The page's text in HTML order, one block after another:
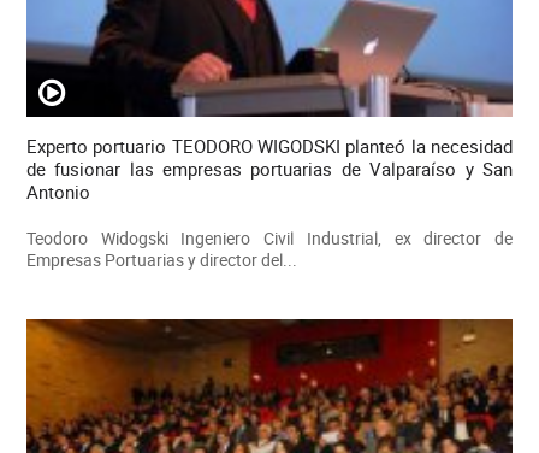
Experto portuario TEODORO WIGODSKI planteó la necesidad
de fusionar las empresas portuarias de Valparaíso y San
Antonio
Teodoro Widogski Ingeniero Civil Industrial, ex director de
Empresas Portuarias y director del...